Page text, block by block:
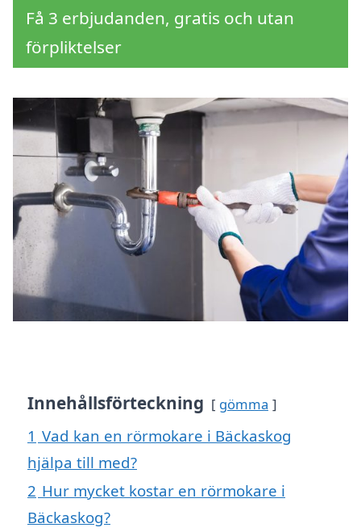
Få 3 erbjudanden, gratis och utan
förpliktelser
Innehållsförteckning gömma
1 Vad kan en rörmokare i Bäckaskog
hjälpa till med?
2 Hur mycket kostar en rörmokare i
Bäckaskog?